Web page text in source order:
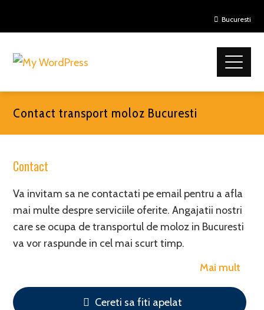
Bucuresti
Contact transport moloz Bucuresti
Contact
Va invitam sa ne contactati pe email pentru a afla
mai multe despre serviciile oferite. Angajatii nostri
care se ocupa de transportul de moloz in Bucuresti
va vor raspunde in cel mai scurt timp.
Mai mult
Cereti sa fiti apelat